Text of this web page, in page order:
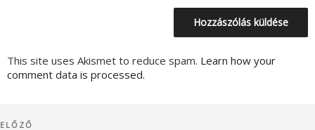
This site uses Akismet to reduce spam. Learn how your
comment data is processed.
Korábbi
ELŐZŐ